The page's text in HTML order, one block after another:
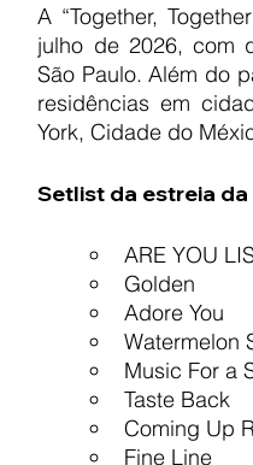
A “Together,
julho de 2026, com
São Paulo. Além do
residências em
York, Cidade do
Setlist da estreia da
ARE YOU
Golden
Adore You
Watermelon
Music For a
Taste Back
Coming Up
Fine Line